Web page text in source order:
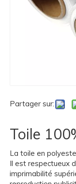
Partager sur:
Toile
La toile en
Il est respectueux
imprimabilité